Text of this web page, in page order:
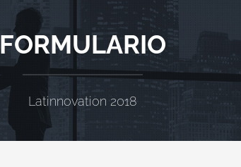
FORMULARIO
Latinnovation 2018